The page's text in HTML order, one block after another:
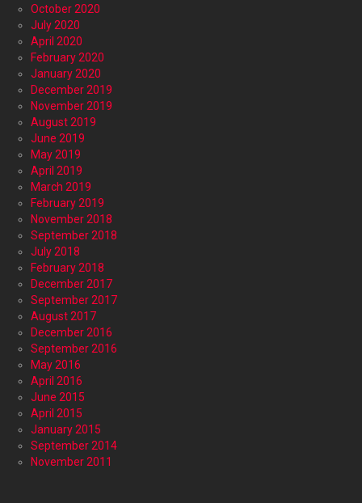
October 2020
July 2020
April 2020
February 2020
January 2020
December 2019
November 2019
August 2019
June 2019
May 2019
April 2019
March 2019
February 2019
November 2018
September 2018
July 2018
February 2018
December 2017
September 2017
August 2017
December 2016
September 2016
May 2016
April 2016
June 2015
April 2015
January 2015
September 2014
November 2011